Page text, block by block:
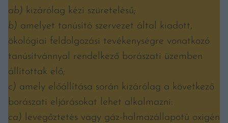
ab) kizárólag kézi szüretelésű;
b) amelyet tanúsító szervezet által kiadott,
ökológiai feldolgozási tevékenységre vonatkozó
tanúsítvánnyal rendelkező borászati üzemben
állítottak elő;
c) amely előállítása során kizárólag a következő
borászati eljárásokat lehet alkalmazni:
ca)
levegőztetés vagy gáz-halmazállapotú oxigén